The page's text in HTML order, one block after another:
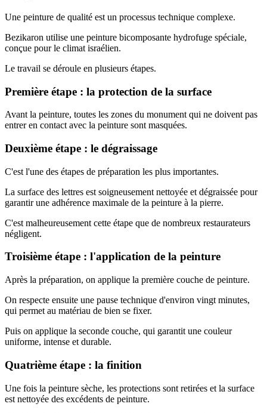
Une peinture de qualité est un processus technique complexe.
Bezikaron utilise une peinture bicomposante hydrofuge spéciale,
conçue pour le climat israélien.
Le travail se déroule en plusieurs étapes.
Première étape : la protection de la surface
Avant la peinture, toutes les zones du monument qui ne doivent pas
entrer en contact avec la peinture sont masquées.
Deuxième étape : le dégraissage
C'est l'une des étapes de préparation les plus importantes.
La surface des lettres est soigneusement nettoyée et dégraissée pour
garantir une adhérence maximale de la peinture à la pierre.
C'est malheureusement cette étape que de nombreux restaurateurs
négligent.
Troisième étape : l'application de la peinture
Après la préparation, on applique la première couche de peinture.
On respecte ensuite une pause technique d'environ vingt minutes,
qui permet au matériau de bien se fixer.
Puis on applique la seconde couche, qui garantit une couleur
uniforme, intense et durable.
Quatrième étape : la finition
Une fois la peinture sèche, les protections sont retirées et la surface
est nettoyée des excédents de peinture.